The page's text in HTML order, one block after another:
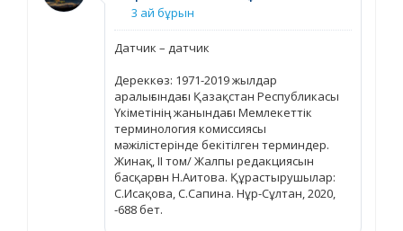
3 ай бұрын
Датчик – датчик
Дереккөз: 1971-2019 жылдар
аралығындағы Қазақстан Республикасы
Үкіметінің жанындағы Мемлекеттік
терминология комиссиясы
мәжілістерінде бекітілген терминдер.
Жинақ, ІІ том/ Жалпы редакциясын
басқарған Н.Аитова. Құрастырушылар:
С.Исақова, С.Сапина. Нұр-Сұлтан, 2020,
-688 бет.